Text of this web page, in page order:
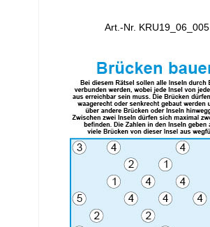
Art.-Nr. KRU19_06_005